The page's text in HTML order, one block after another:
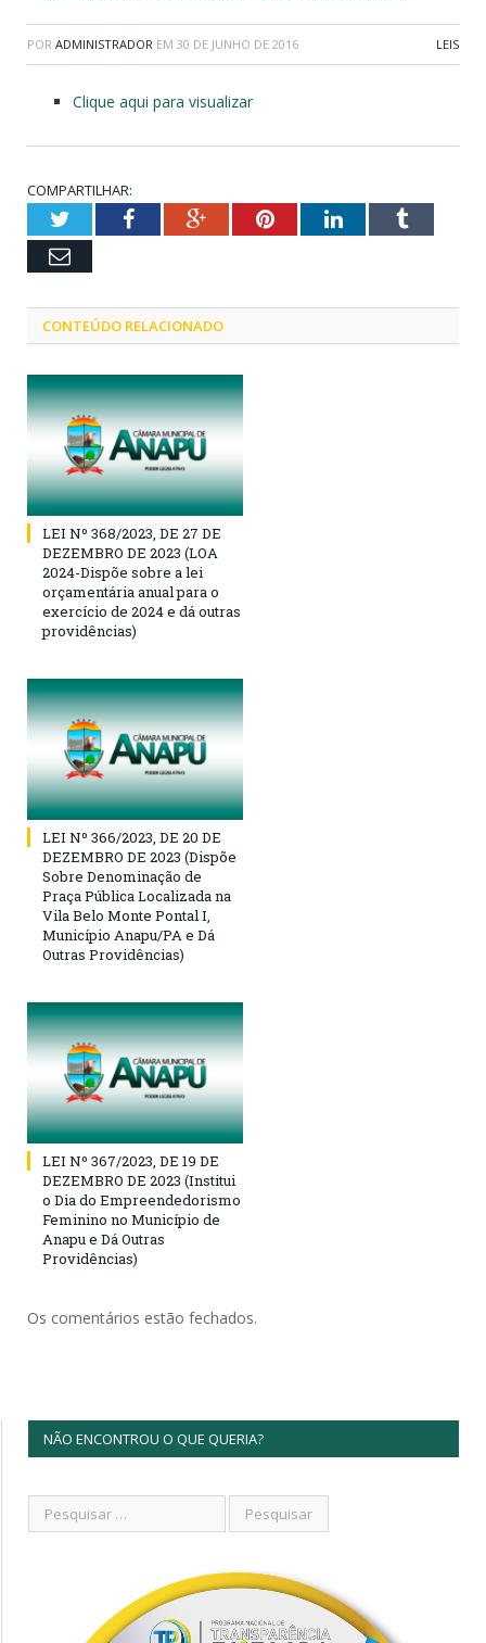
POR ADMINISTRADOR EM 30 DE JUNHO DE 2016 LEIS
Clique aqui para visualizar
COMPARTILHAR:
TwitterFacebookGoogle+PinterestLinkedInTumblr
Email
CONTEÚDO RELACIONADO
LEI Nº 368/2023, DE 27 DE
DEZEMBRO DE 2023 (LOA
2024-Dispõe sobre a lei
orçamentária anual para o
exercício de 2024 e dá outras
providências)
LEI Nº 366/2023, DE 20 DE
DEZEMBRO DE 2023 (Dispõe
Sobre Denominação de
Praça Pública Localizada na
Vila Belo Monte Pontal I,
Município Anapu/PA e Dá
Outras Providências)
LEI Nº 367/2023, DE 19 DE
DEZEMBRO DE 2023 (Institui
o Dia do Empreendedorismo
Feminino no Município de
Anapu e Dá Outras
Providências)
Os comentários estão fechados.
NÃO ENCONTROU O QUE QUERIA?